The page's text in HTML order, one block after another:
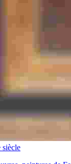
siècle